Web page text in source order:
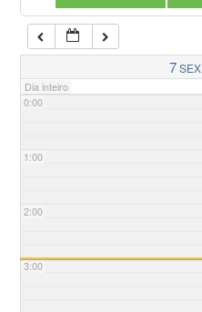
7SEX
Dia inteiro
0:00
1:00
2:00
3:00